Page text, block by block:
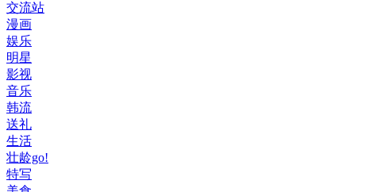
交流站
漫画
娱乐
明星
影视
音乐
韩流
送礼
生活
壮龄go!
特写